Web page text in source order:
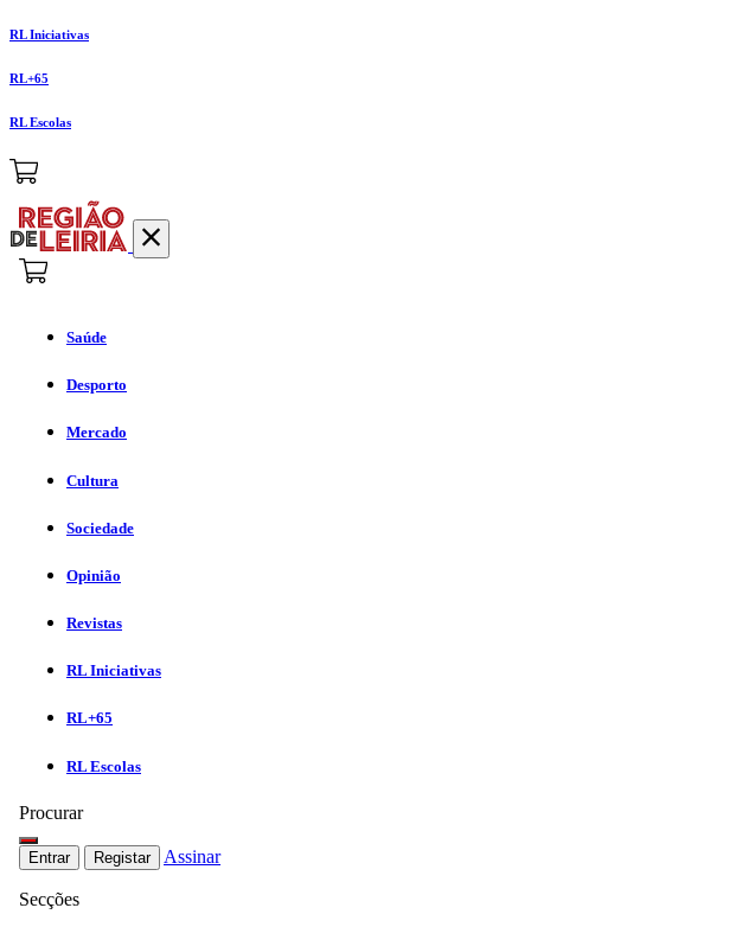
RL Iniciativas
RL+65
RL Escolas
Saúde
Desporto
Mercado
Cultura
Sociedade
Opinião
Revistas
RL Iniciativas
RL+65
RL Escolas
Procurar
Entrar Registar Assinar
Secções